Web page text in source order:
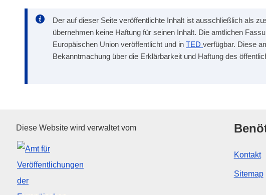
Der auf dieser Seite veröffentlichte Inhalt ist ausschließlich als
übernehmen keine Haftung für seinen Inhalt. Die amtlichen
Europäischen Union veröffentlicht und in TED verfügbar. Diese
Bekanntmachung über die Erklärbarkeit und Haftung des
Amt für Veröffentlichungen der
Diese Website wird verwaltet vom
Kontakt
Sitemap